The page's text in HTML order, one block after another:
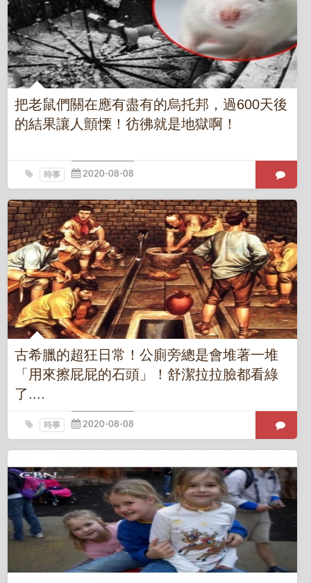
把老鼠們關在應有盡有的烏托邦，過600天後
的結果讓人顫慄！彷彿就是地獄啊！
時事
古希臘的超狂日常！公廁旁總是會堆著一堆
「用來擦屁屁的石頭」！舒潔拉拉臉都看綠
了....
時事